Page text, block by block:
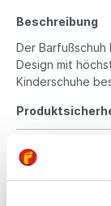
Beschreibung
Der Barfußschuh
Design mit
Kinderschuhe